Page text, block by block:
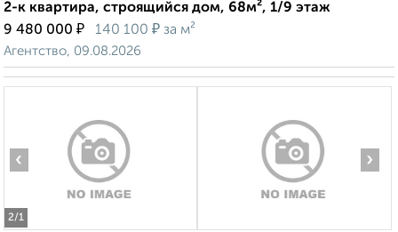
2-к квартира, строящийся дом, 68м², 1/9 этаж
9 480 000 ₽ 140 100 ₽ за м²
Агентство, 09.08.2026
2/1
‹ ›